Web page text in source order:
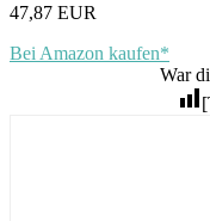
47,87 EUR
Bei Amazon kaufen*
War